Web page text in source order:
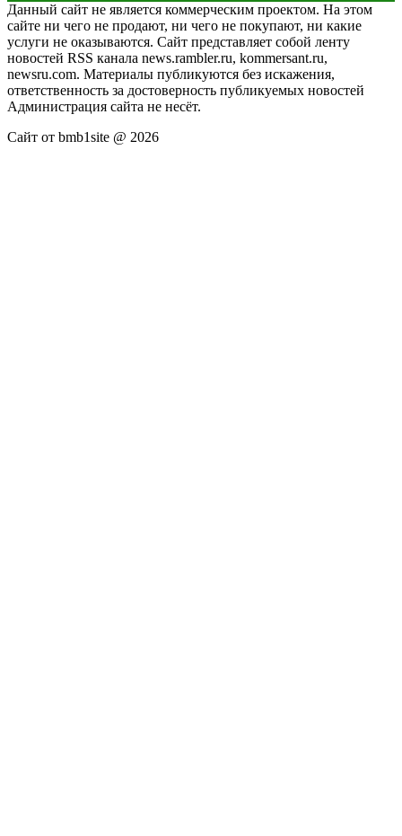
Данный сайт не является коммерческим проектом. На этом
сайте ни чего не продают, ни чего не покупают, ни какие
услуги не оказываются. Сайт представляет собой ленту
новостей RSS канала news.rambler.ru, kommersant.ru,
newsru.com. Материалы публикуются без искажения,
ответственность за достоверность публикуемых новостей
Администрация сайта не несёт.
Сайт от bmb1site @ 2026